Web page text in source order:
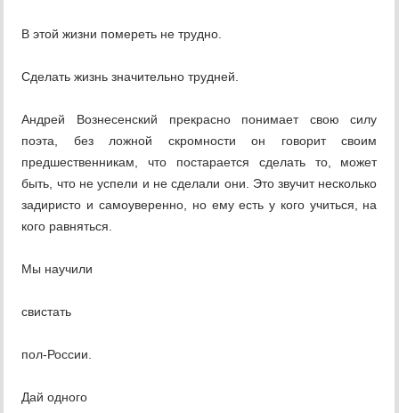
В этой жизни помереть не трудно.
Сделать жизнь значительно трудней.
Андрей Вознесенский прекрасно понимает свою силу
поэта, без ложной скромности он говорит своим
предшественникам, что постарается сделать то, может
быть, что не успели и не сделали они. Это звучит несколько
задиристо и самоуверенно, но ему есть у кого учиться, на
кого равняться.
Мы научили
свистать
пол-России.
Дай одного